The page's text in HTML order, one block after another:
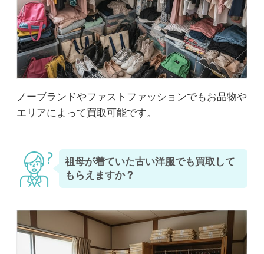
ノーブランドやファストファッションでもお品物や
エリアによって買取可能です。
祖母が着ていた古い洋服でも買取して
もらえますか？